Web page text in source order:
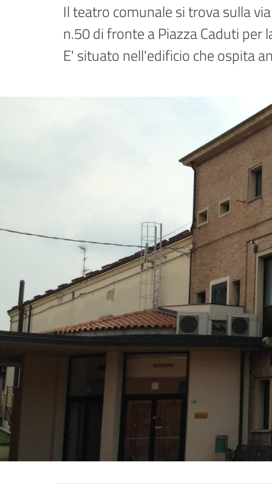
Il teatro comunale si trova sulla
n.50 di fronte a Piazza Caduti per
E' situato nell'edificio che ospita